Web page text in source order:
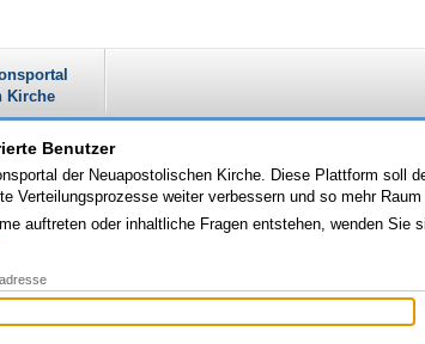
Kirche
Benutzer
der Neuapostolischen Kirche. Diese Plattform soll
Verteilungsprozesse weiter verbessern und so mehr
auftreten oder inhaltliche Fragen entstehen, wenden Sie